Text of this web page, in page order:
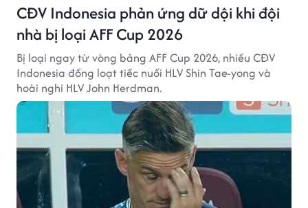
CĐV Indonesia phản ứng dữ dội khi đội
nhà bị loại AFF Cup 2026
Bị loại ngay từ vòng bảng AFF Cup 2026, nhiều CĐV
Indonesia đồng loạt tiếc nuối HLV Shin Tae-yong và
hoài nghi HLV John Herdman.